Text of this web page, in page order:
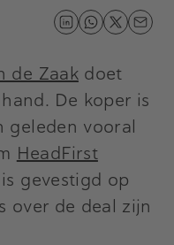
de Zaakdoet
De koper is
geleden vooral
HeadFirst
gevestigd op
over de deal zijn